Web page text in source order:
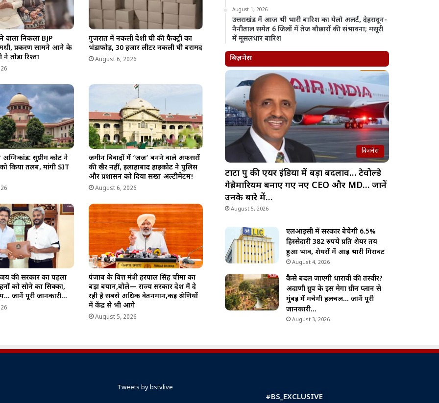
वाला निकला BJP
प्रकरण सामने आने के
ने तोड़ा रिश्ता
गुजरात में नकली देशी घी की फैक्ट्री का
भंडाफोड़, 30 हजार लीटर नकली घी बरामद
August 6, 2026
सुप्रीम कोर्ट ने
किया तलब, मांगी SIT
जमीन विवादों में ‘जज’ बनने वाले अफसरों
की खैर नहीं, इलाहाबाद हाईकोर्ट ने पुलिस
और प्रशासन को दिया सख्त अल्टीमेटम!
August 6, 2026
की सरकार का पहला
को सोने का सिक्का,
जानें पूरी जानकारी…
पंजाब के वित्त मंत्री हरपाल सिंह चीमा का
बड़ा बयान,बोले— राज्य सरकार देश में दे
रही है सबसे अधिक वेतनमान,कई श्रेणियों
में केंद्र से भी आगे
August 5, 2026
August 1, 2026
उत्तराखंड में आज भी भारी बारिश का येलो अलर्ट, देहरादून-
नैनीताल समेत 6 जिलों में तेज बौछारों की संभावना; मसूरी
में मूसलधार बारिश
बिज़नेस
बिज़नेस
टाटा ग्रुप की एयर इंडिया में बड़ा बदलाव… टेवोल्डे
गेब्रेमारियम बनाए गए नए CEO और MD… जानें
उनके बारे में…
August 5, 2026
एलआईसी में सरकार बेचेगी 6.5%
हिस्सेदारी 382 रुपये प्रति शेयर तय
हुआ भाव, शेयरों में आई भारी गिरावट
August 4, 2026
कैसे बदल जाएगी धारावी की तस्वीर?
अदाणी ग्रुप के इस मेगा ग्रीन प्लान से
मुंबई में मचेगी हलचल… जानें पूरी
जानकारी…
August 3, 2026
Tweets by bstvlive
#BS_EXCLUSIVE